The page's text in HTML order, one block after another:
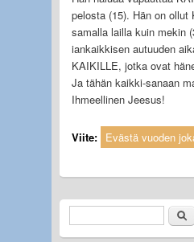
pelosta (15). Hän on
samalla lailla kuin mekin
iankaikkisen autuuden
KAIKILLE, jotka ovat
Ja tähän kaikki-sanaan
Ihmeellinen Jeesus!
Viite: Evästä vuoden
HakulomakeEtsi